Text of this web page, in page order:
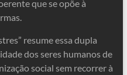
que se opõe à
resume essa dupla
dos seres humanos de
social sem recorrer à